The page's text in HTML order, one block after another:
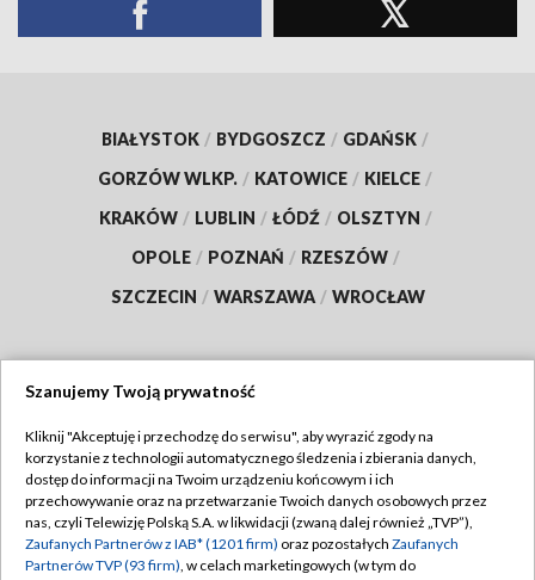
BIAŁYSTOK / BYDGOSZCZ / GDAŃSK /
GORZÓW WLKP. / KATOWICE / KIELCE /
KRAKÓW / LUBLIN / ŁÓDŹ / OLSZTYN /
OPOLE / POZNAŃ / RZESZÓW /
SZCZECIN / WARSZAWA / WROCŁAW
TVP
Abonament TVP
Emisja w TVP
Regulamin TVP
Polityka prywatności
Szanujemy Twoją prywatność
Kliknij "Akceptuję i przechodzę do serwisu", aby wyrazić zgody na
korzystanie z technologii automatycznego śledzenia i zbierania danych,
dostęp do informacji na Twoim urządzeniu końcowym i ich
przechowywanie oraz na przetwarzanie Twoich danych osobowych przez
nas, czyli Telewizję Polską S.A. w likwidacji (zwaną dalej również „TVP”),
Zaufanych Partnerów z IAB* (1201 firm) oraz pozostałych Zaufanych
Partnerów TVP (93 firm), w celach marketingowych (w tym do